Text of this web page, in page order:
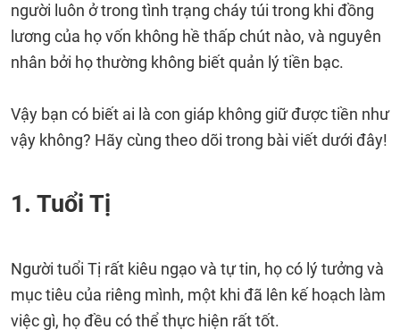
người luôn ở trong tình trạng cháy túi trong khi đồng
lương của họ vốn không hề thấp chút nào, và nguyên
nhân bởi họ thường không biết quản lý tiền bạc.
Vậy bạn có biết ai là con giáp không giữ được tiền như
vậy không? Hãy cùng theo dõi trong bài viết dưới đây!
1. Tuổi Tị
Người tuổi Tị rất kiêu ngạo và tự tin, họ có lý tưởng và
mục tiêu của riêng mình, một khi đã lên kế hoạch làm
việc gì, họ đều có thể thực hiện rất tốt.